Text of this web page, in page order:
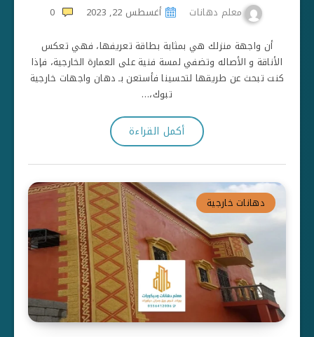
معلم دهانات أغسطس 22, 2023
0
أن واجهة منزلك هي بمثابة بطاقة تعريفها، فهي تعكس
الأناقة و الأصاله وتضفي لمسة فنية على العمارة الخارجية، فإذا
كنت تبحث عن طريقها لتحسينا فأستعن بـ دهان واجهات خارجية
تبوك،…
أكمل القراءة
دهانات خارجية